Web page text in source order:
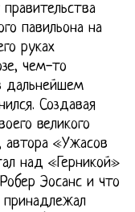
павильона на
руках
чем-то
дальнейшем
Создавая
великого
автора «Ужасов
над «Герникой»
Эосанс и что
принадлежал